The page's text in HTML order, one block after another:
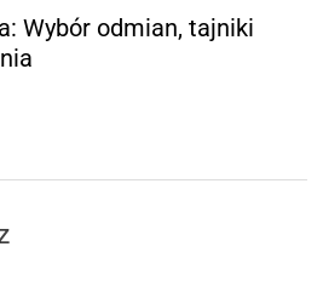
Wybór odmian, tajniki